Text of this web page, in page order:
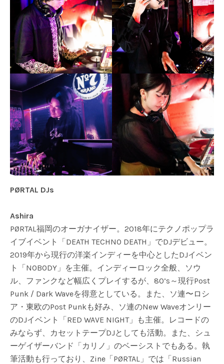
PØRTAL DJs
Ashira
PØRTAL福岡のオーガナイザー。2018年にテクノポップラ
イブイベント「DEATH TECHNO DEATH」でDJデビュー。
2019年から現行の洋楽インディーを中心としたDJイベン
ト「NOBODY」を主催。インディーロック全般、ソウ
ル、ファンクなど幅広くプレイするが、80’s～現行Post
Punk / Dark Waveを得意としている。また、ソ連〜ロシ
ア・東欧のPost Punkも好み、ソ連のNew Waveオンリー
のDJイベント「RED WAVE NIGHT」も主催。レコードの
みならず、カセットテープDJとしても活動。また、シュ
ーゲイザーバンド「カリノ」のベーシストでもある。執
筆活動も行っており、Zine「PØRTAL」では「Russian